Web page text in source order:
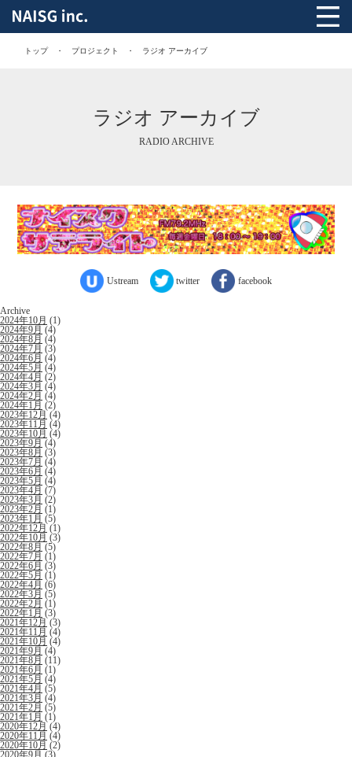
トップ プロジェクト ラジオ アーカイブ
ラジオ アーカイブ
RADIO ARCHIVE
Ustream twitter facebook
Archive
2024年10月 (1)
2024年9月 (4)
2024年8月 (4)
2024年7月 (3)
2024年6月 (4)
2024年5月 (4)
2024年4月 (2)
2024年3月 (4)
2024年2月 (4)
2024年1月 (2)
2023年12月(4)
2023年11月 (4)
2023年10月 (4)
2023年9月 (4)
2023年8月 (3)
2023年7月 (4)
2023年6月 (4)
2023年5月 (4)
2023年4月 (7)
2023年3月 (2)
2023年2月 (1)
2023年1月 (5)
2022年12月(1)
2022年10月 (3)
2022年8月 (5)
2022年7月 (1)
2022年6月 (3)
2022年5月 (1)
2022年4月 (6)
2022年3月 (5)
2022年2月 (1)
2022年1月 (3)
2021年12月(3)
2021年11月 (4)
2021年10月 (4)
2021年9月 (4)
2021年8月 (11)
2021年6月 (1)
2021年5月 (4)
2021年4月 (5)
2021年3月 (4)
2021年2月 (5)
2021年1月 (1)
2020年12月(4)
2020年11月 (4)
2020年10月 (2)
2020年9月 (3)